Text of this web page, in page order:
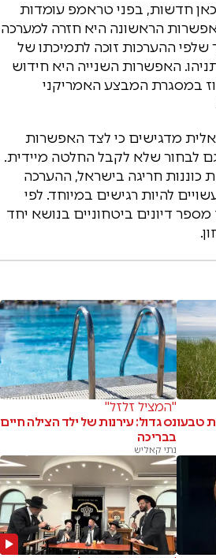
חדשות, בפני טראמפ עומדות
הראשונה היא חזרה למערכה
שלפי ההערכות זוכה לתמיכתו של
האפשרות השנייה היא חידוש
במסגרת המבצע האמריקני
מדגישים כי לצד האפשרות
לבחור שלא לקבל החלטה מיידית.
כוננות חריגה בישראל, ההערכה
להיות רגישים במיוחד. לפי
מספר דיונים ביטחוניים בנושא יחד
טבעו
"המציל זלזל"
נס גדול: עירנות של ילד הצילה חיים
בבריכה
נתי קאליש